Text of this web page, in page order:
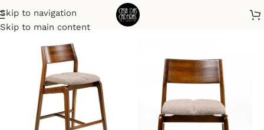
Skip to navigation
Skip to main content
Início Banquetas